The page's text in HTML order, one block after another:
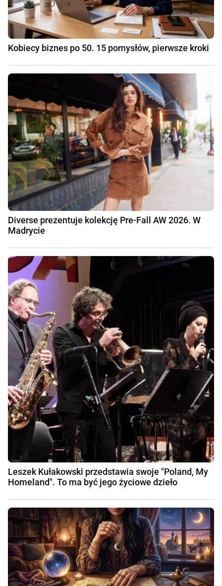
Kobiecy biznes po 50. 15 pomysłów, pierwsze kroki
Diverse prezentuje kolekcję Pre-Fall AW 2026. W
Madrycie
Leszek Kułakowski przedstawia swoje "Poland, My
Homeland". To ma być jego życiowe dzieło